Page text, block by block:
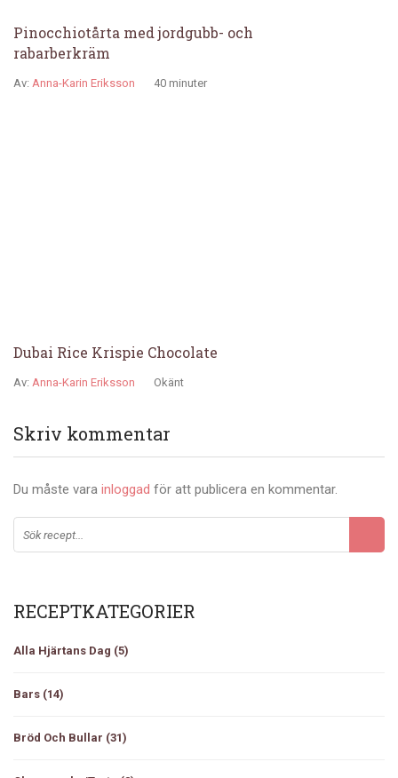
Pinocchiotårta med jordgubb- och
rabarberkräm
Av: Anna-Karin Eriksson 40 minuter
Dubai Rice Krispie Chocolate
Av: Anna-Karin Eriksson Okänt
Skriv kommentar
Du måste vara inloggad för att publicera en kommentar.
RECEPTKATEGORIER
Alla Hjärtans Dag (5)
Bars (14)
Bröd Och Bullar (31)